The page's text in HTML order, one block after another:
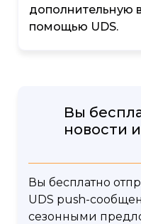
дополнительную
помощью UDS.
Вы
новости
Вы бесплатно
UDS push-
сезонными